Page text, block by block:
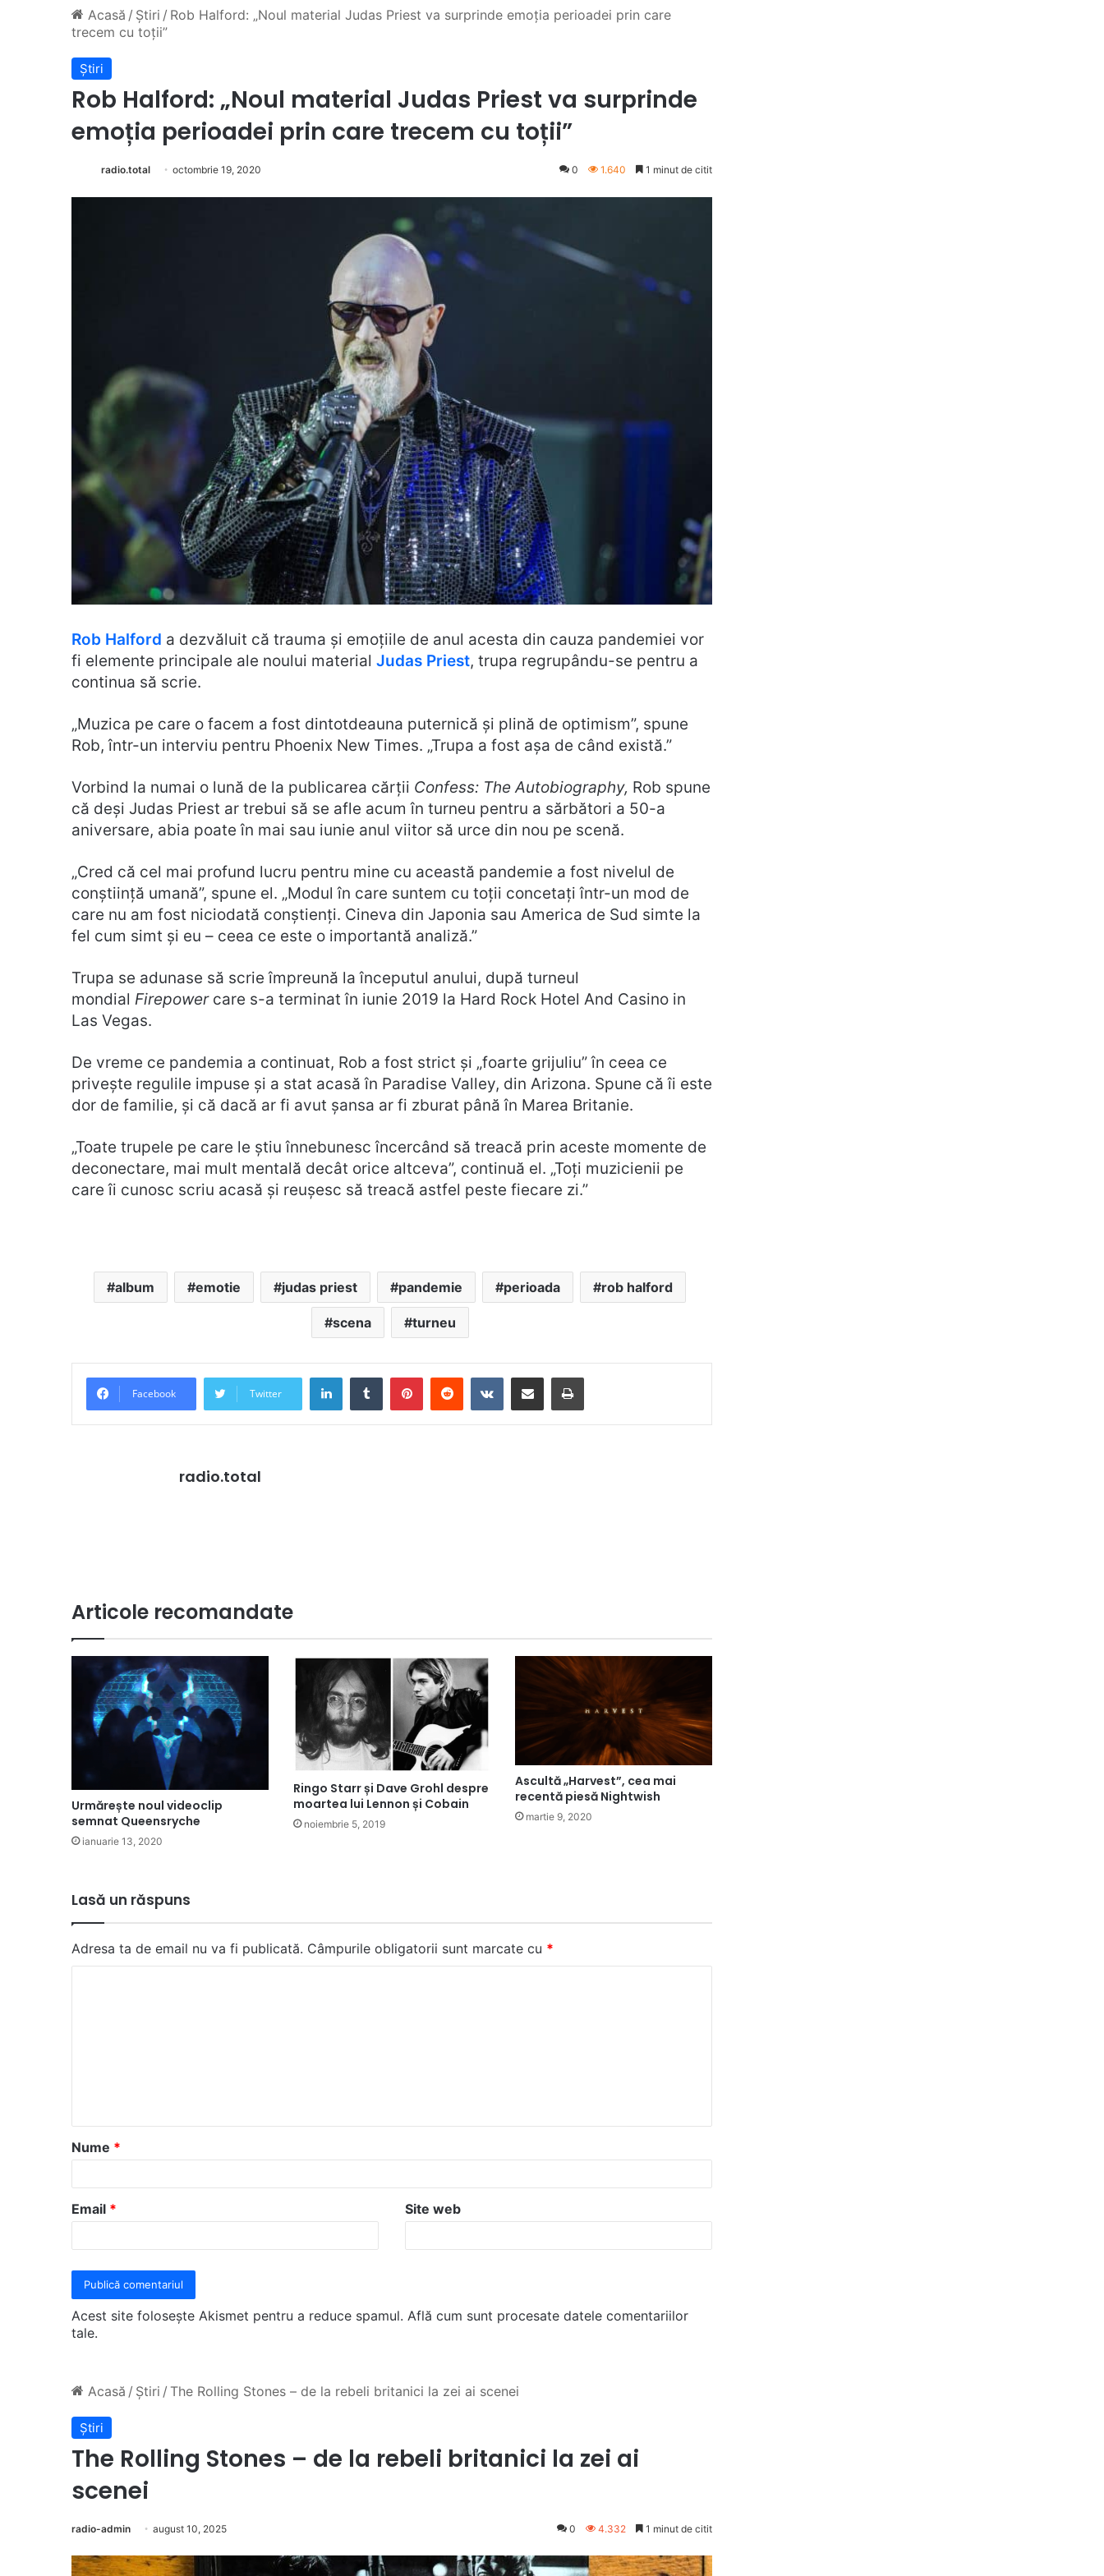
Acasă / Știri / Rob Halford: „Noul material Judas Priest va surprinde emoția perioadei prin care
trecem cu toții”
Știri
Rob Halford: „Noul material Judas Priest va surprinde
emoția perioadei prin care trecem cu toții”
radio.total octombrie 19, 2020 0 1.640 1 minut de citit
Rob Halford a dezvăluit că trauma și emoțiile de anul acesta din cauza pandemiei vor
fi elemente principale ale noului material Judas Priest, trupa regrupându-se pentru a
continua să scrie.
„Muzica pe care o facem a fost dintotdeauna puternică și plină de optimism”, spune
Rob, într-un interviu pentru Phoenix New Times. „Trupa a fost așa de când există.”
Vorbind la numai o lună de la publicarea cărții Confess: The Autobiography, Rob spune
că deși Judas Priest ar trebui să se afle acum în turneu pentru a sărbători a 50-a
aniversare, abia poate în mai sau iunie anul viitor să urce din nou pe scenă.
„Cred că cel mai profund lucru pentru mine cu această pandemie a fost nivelul de
conștiință umană”, spune el. „Modul în care suntem cu toții concetați într-un mod de
care nu am fost niciodată conștienți. Cineva din Japonia sau America de Sud simte la
fel cum simt și eu – ceea ce este o importantă analiză.”
Trupa se adunase să scrie împreună la începutul anului, după turneul
mondial Firepowercare s-a terminat în iunie 2019 la Hard Rock Hotel And Casino in
Las Vegas.
De vreme ce pandemia a continuat, Rob a fost strict și „foarte grijuliu” în ceea ce
privește regulile impuse și a stat acasă în Paradise Valley, din Arizona. Spune că îi este
dor de familie, și că dacă ar fi avut șansa ar fi zburat până în Marea Britanie.
„Toate trupele pe care le știu înnebunesc încercând să treacă prin aceste momente de
deconectare, mai mult mentală decât orice altceva”, continuă el. „Toți muzicienii pe
care îi cunosc scriu acasă și reușesc să treacă astfel peste fiecare zi.”
album emotie judas priest pandemie perioada rob halford
scena turneu
Facebook Twitter
LinkedInTumblrPinterestRedditVKontakte
Distribuie prin mail Tipărește
radio.total
Articole recomandate
Urmărește noul videoclip
semnat Queensryche
ianuarie 13, 2020
Ringo Starr și Dave Grohl despre
moartea lui Lennon și Cobain
noiembrie 5, 2019
Ascultă „Harvest”, cea mai
recentă piesă Nightwish
martie 9, 2020
Lasă un răspuns
Adresa ta de email nu va fi publicată. Câmpurile obligatorii sunt marcate cu *
a
r
*
Nume *
Email * Site web
Acest site folosește Akismet pentru a reduce spamul. Află cum sunt procesate datele comentariilor
tale.